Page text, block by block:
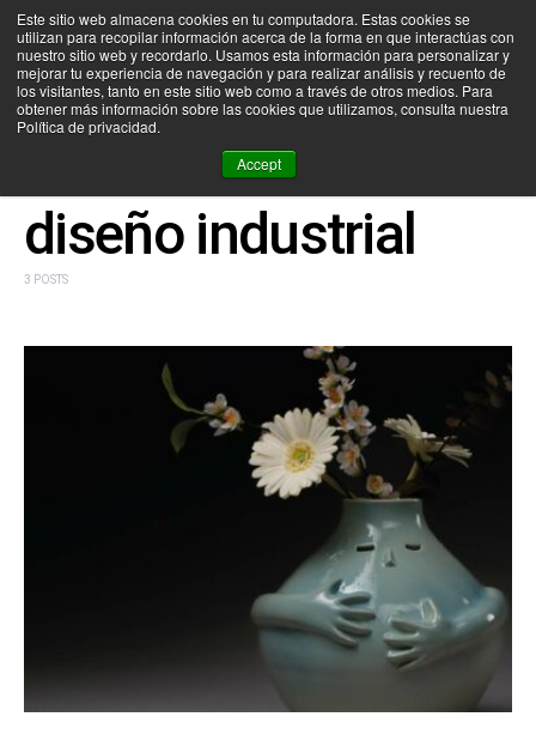
Este sitio web almacena cookies en tu computadora. Estas cookies se
utilizan para recopilar información acerca de la forma en que interactúas con
nuestro sitio web y recordarlo. Usamos esta información para personalizar y
mejorar tu experiencia de navegación y para realizar análisis y recuento de
los visitantes, tanto en este sitio web como a través de otros medios. Para
obtener más información sobre las cookies que utilizamos, consulta nuestra
Política de privacidad.
Accept
SEARCH FOR:
diseño industrial
3 POSTS